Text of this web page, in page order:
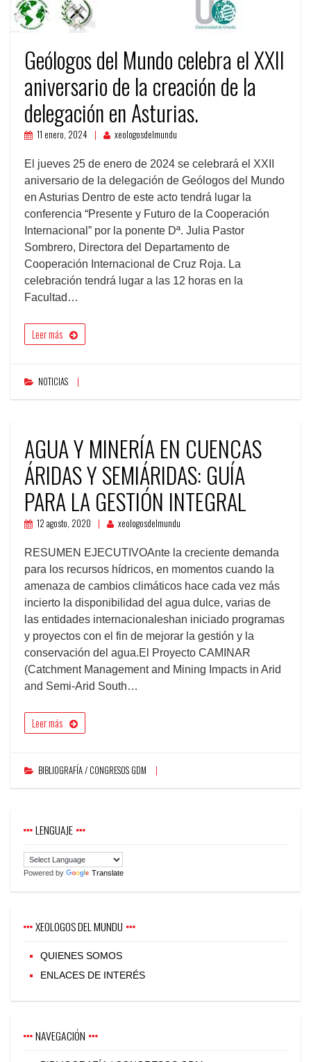
Geólogos del Mundo celebra el XXII
aniversario de la creación de la
delegación en Asturias.
11 enero, 2024 xeologosdelmundu
El jueves 25 de enero de 2024 se celebrará el XXII
aniversario de la delegación de Geólogos del Mundo
en Asturias Dentro de este acto tendrá lugar la
conferencia “Presente y Futuro de la Cooperación
Internacional” por la ponente Dª. Julia Pastor
Sombrero, Directora del Departamento de
Cooperación Internacional de Cruz Roja. La
celebración tendrá lugar a las 12 horas en la
Facultad…
Leer más
NOTICIAS
AGUA Y MINERÍA EN CUENCAS
ÁRIDAS Y SEMIÁRIDAS: GUÍA
PARA LA GESTIÓN INTEGRAL
12 agosto, 2020 xeologosdelmundu
RESUMEN EJECUTIVOAnte la creciente demanda
para los recursos hídricos, en momentos cuando la
amenaza de cambios climáticos hace cada vez más
incierto la disponibilidad del agua dulce, varias de
las entidades internacionaleshan iniciado programas
y proyectos con el fin de mejorar la gestión y la
conservación del agua.El Proyecto CAMINAR
(Catchment Management and Mining Impacts in Arid
and Semi-Arid South…
Leer más
BIBLIOGRAFÍA / CONGRESOS GDM
LENGUAJE
Powered by Translate
XEOLOGOS DEL MUNDU
QUIENES SOMOS
ENLACES DE INTERÉS
NAVEGACIÓN